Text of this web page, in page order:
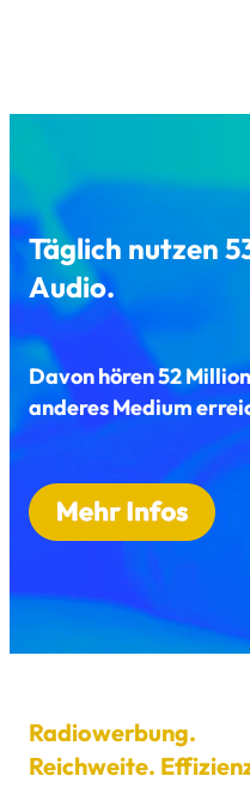
Täglich nutzen
Audio.
Davon hören 52
anderes Medium
Radiowerbung.
Reichweite.